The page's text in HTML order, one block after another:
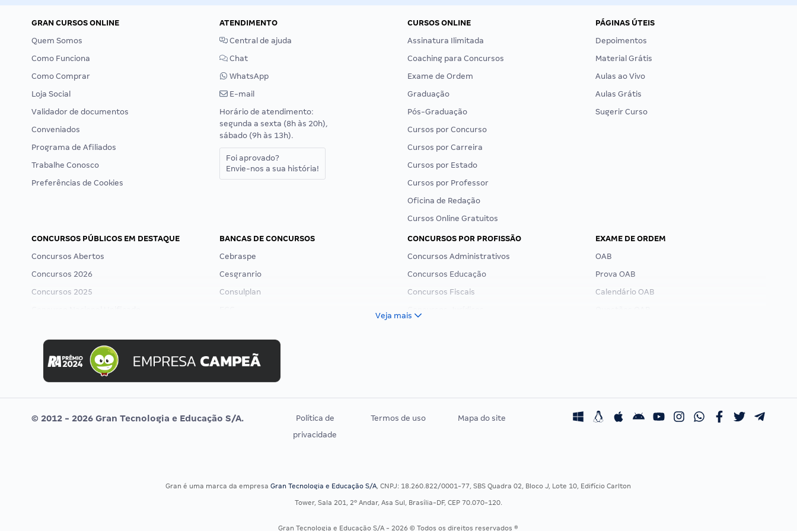
GRAN CURSOS ONLINE
Quem Somos
Como Funciona
Como Comprar
Loja Social
Validador de documentos
Conveniados
Programa de Afiliados
Trabalhe Conosco
Preferências de Cookies
ATENDIMENTO
Central de ajuda
Chat
WhatsApp
E-mail
Horário de atendimento:
segunda a sexta (8h às 20h),
sábado (9h às 13h).
Foi aprovado?
Envie-nos a sua história!
CURSOS ONLINE
Assinatura Ilimitada
Coaching para Concursos
Exame de Ordem
Graduação
Pós-Graduação
Cursos por Concurso
Cursos por Carreira
Cursos por Estado
Cursos por Professor
Oficina de Redação
Cursos Online Gratuitos
PÁGINAS ÚTEIS
Depoimentos
Material Grátis
Aulas ao Vivo
Aulas Grátis
Sugerir Curso
CONCURSOS PÚBLICOS EM DESTAQUE
Concursos Abertos
Concursos 2026
Concursos 2025
Concurso MPU
Editais publicados
BANCAS DE CONCURSOS
Cebraspe
Cesgranrio
Consulplan
Selecon
Uniase
Vunesp
CONCURSOS POR PROFISSÃO
Concursos Administrativos
Concursos Educação
Concursos Fiscais
Residência Multiprofissional
EXAME DE ORDEM
OAB
Prova OAB
Calendário OAB
Veja mais
© 2012 - 2026 Gran Tecnologia e Educação S/A.
Política de
privacidade
Termos de uso Mapa do site
Gran é uma marca da empresaGran Tecnologia e Educação S/A, CNPJ: 18.260.822/0001-77, SBS Quadra 02, Bloco J, Lote 10, Edifício Carlton
Tower, Sala 201, 2º Andar, Asa Sul, Brasília-DF, CEP 70.070-120.
Gran Tecnologia e Educação S/A - 2026 © Todos os direitos reservados ®